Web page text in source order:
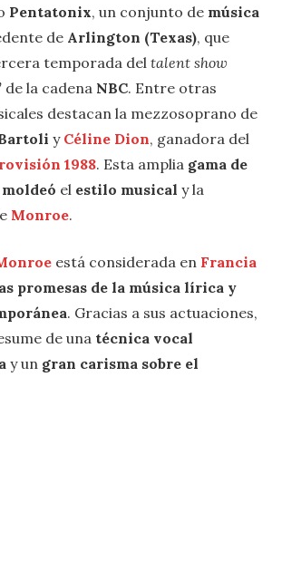
Pentatonix, un conjunto de música
de Arlington (Texas), que
temporada del talent show
de la cadena NBC. Entre otras
destacan la mezzosoprano de
y Céline Dion, ganadora del
1988. Esta amplia gama de
el estilo musical y la
Monroe.
está considerada en Francia
promesas de la música lírica y
. Gracias a sus actuaciones,
de una técnica vocal
y un gran carisma sobre el